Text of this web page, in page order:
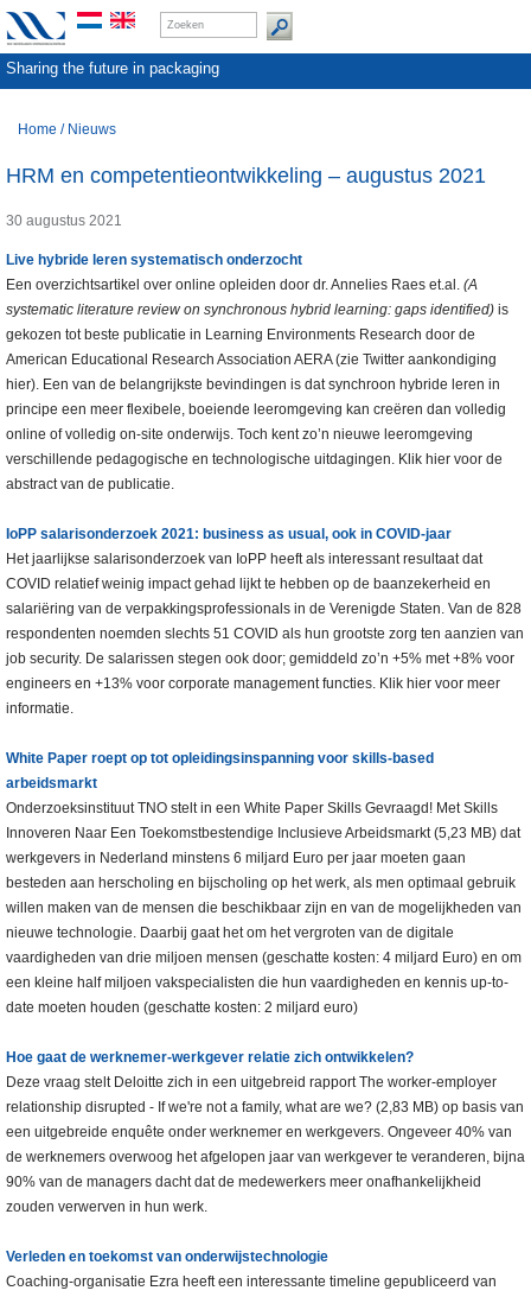
Sharing the future in packaging
Home / Nieuws
HRM en competentieontwikkeling – augustus 2021
30 augustus 2021
Live hybride leren systematisch onderzocht
Een overzichtsartikel over online opleiden door dr. Annelies Raes et.al. (A
systematic literature review on synchronous hybrid learning: gaps identified) is
gekozen tot beste publicatie in Learning Environments Research door de
American Educational Research Association AERA (zie Twitter aankondiging
hier). Een van de belangrijkste bevindingen is dat synchroon hybride leren in
principe een meer flexibele, boeiende leeromgeving kan creëren dan volledig
online of volledig on-site onderwijs. Toch kent zo’n nieuwe leeromgeving
verschillende pedagogische en technologische uitdagingen. Klik hier voor de
abstract van de publicatie.
IoPP salarisonderzoek 2021: business as usual, ook in COVID-jaar
Het jaarlijkse salarisonderzoek van IoPP heeft als interessant resultaat dat
COVID relatief weinig impact gehad lijkt te hebben op de baanzekerheid en
salariëring van de verpakkingsprofessionals in de Verenigde Staten. Van de 828
respondenten noemden slechts 51 COVID als hun grootste zorg ten aanzien van
job security. De salarissen stegen ook door; gemiddeld zo’n +5% met +8% voor
engineers en +13% voor corporate management functies. Klik hier voor meer
informatie.
White Paper roept op tot opleidingsinspanning voor skills-based
arbeidsmarkt
Onderzoeksinstituut TNO stelt in een White Paper Skills Gevraagd! Met Skills
Innoveren Naar Een Toekomstbestendige Inclusieve Arbeidsmarkt (5,23 MB) dat
werkgevers in Nederland minstens 6 miljard Euro per jaar moeten gaan
besteden aan herscholing en bijscholing op het werk, als men optimaal gebruik
willen maken van de mensen die beschikbaar zijn en van de mogelijkheden van
nieuwe technologie. Daarbij gaat het om het vergroten van de digitale
vaardigheden van drie miljoen mensen (geschatte kosten: 4 miljard Euro) en om
een kleine half miljoen vakspecialisten die hun vaardigheden en kennis up-to-
date moeten houden (geschatte kosten: 2 miljard euro)
Hoe gaat de werknemer-werkgever relatie zich ontwikkelen?
Deze vraag stelt Deloitte zich in een uitgebreid rapport The worker-employer
relationship disrupted - If we're not a family, what are we? (2,83 MB) op basis van
een uitgebreide enquête onder werknemer en werkgevers. Ongeveer 40% van
de werknemers overwoog het afgelopen jaar van werkgever te veranderen, bijna
90% van de managers dacht dat de medewerkers meer onafhankelijkheid
zouden verwerven in hun werk.
Verleden en toekomst van onderwijstechnologie
Coaching-organisatie Ezra heeft een interessante timeline gepubliceerd van